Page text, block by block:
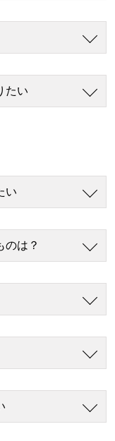
たい
い
のは？